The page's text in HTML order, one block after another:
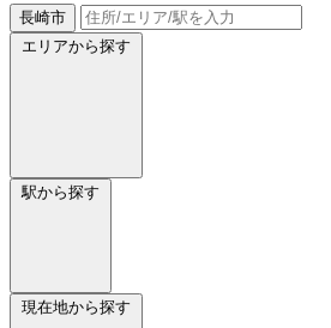
長崎市
エリアから探す
駅から探す
現在地から探す